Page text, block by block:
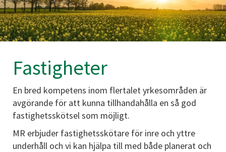
Fastigheter
En bred kompetens inom flertalet yrkesområden är
avgörande för att kunna tillhandahålla en så god
fastighetsskötsel som möjligt.
MR erbjuder fastighetsskötare för inre och yttre
underhåll och vi kan hjälpa till med både planerat och